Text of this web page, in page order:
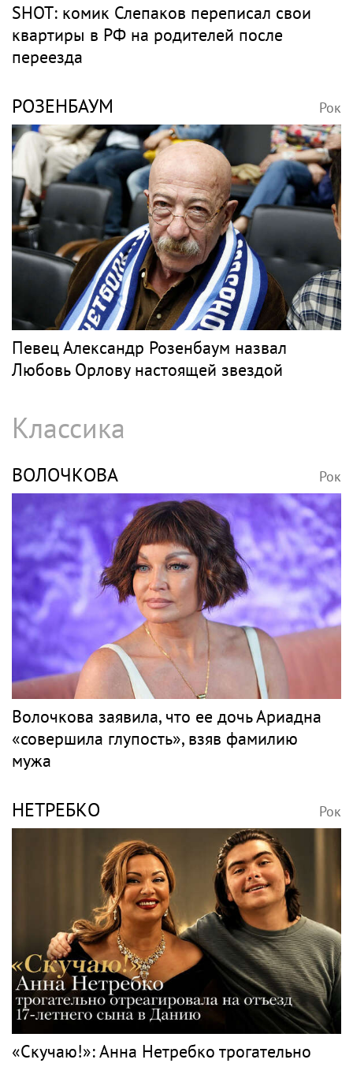
SHOT: комик Слепаков переписал свои
квартиры в РФ на родителей после
переезда
РОЗЕНБАУМ Рок
Певец Александр Розенбаум назвал
Любовь Орлову настоящей звездой
Классика
ВОЛОЧКОВА Рок
Волочкова заявила, что ее дочь Ариадна
«совершила глупость», взяв фамилию
мужа
НЕТРЕБКО Рок
«Скучаю!»: Анна Нетребко трогательно